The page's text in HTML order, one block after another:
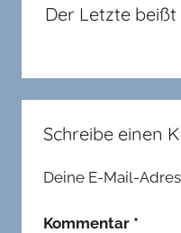
Der Letzte beißt
Schreibe einen
Deine E-Mail-
Kommentar *